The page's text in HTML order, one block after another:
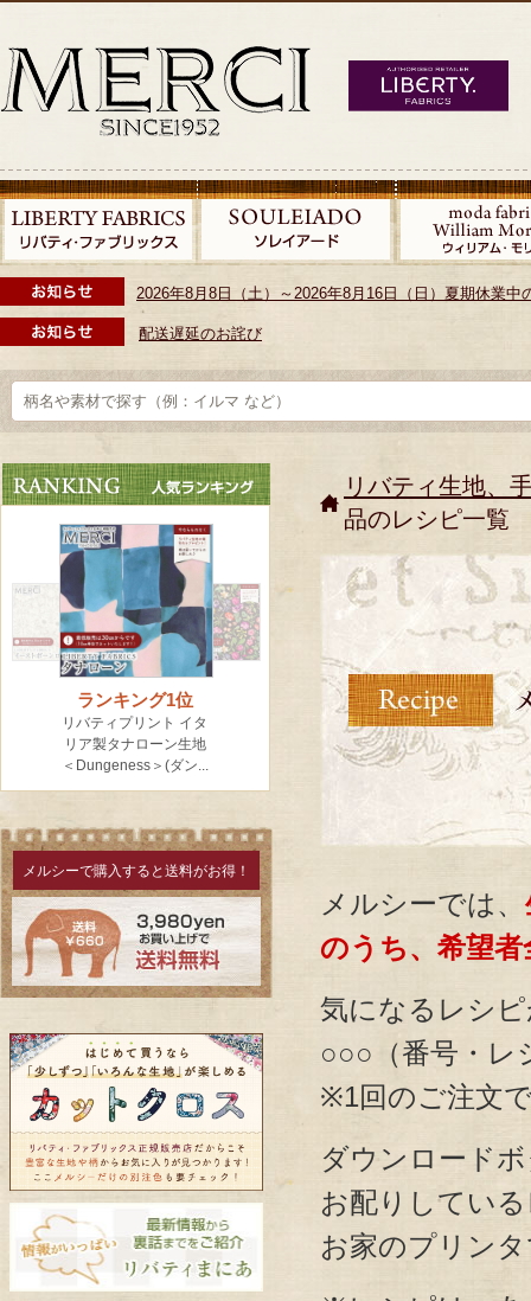
2026年8月8日（土）～2026年8月16日（日）夏期休業中
配送遅延のお詫び
メルシーで購入すると送料がお得！
リバティ生地、
品のレシピ一覧
メルシーでは、
のうち、希望
気になるレシ
○○○（番号・レ
※1回のご注文
ダウンロード
お配りしてい
お家のプリン